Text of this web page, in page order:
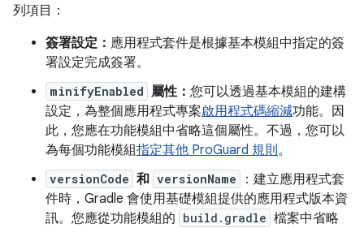
列項目：
簽署設定： 應用程式套件是根據基本模組中指定的簽
署設定完成簽署。
minifyEnabled 屬性： 您可以透過基本模組的建構
設定，為整個應用程式專案啟用程式碼縮減功能。因
此，您應在功能模組中省略這個屬性。不過，您可以
為每個功能模組指定其他 ProGuard 規則。
versionCode 和 versionName
：建立應用程式套
件時，Gradle 會使用基礎模組提供的應用程式版本資
訊。您應從功能模組的 build.gradle 檔案中省略